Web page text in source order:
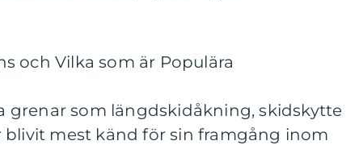
och Vilka som är Populära
grenar som längdskidåkning, skidskytte
blivit mest känd för sin framgång inom